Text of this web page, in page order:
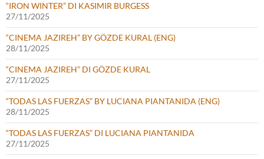
“IRON WINTER” DI KASIMIR BURGESS
27/11/2025
“CINEMA JAZIREH” BY GÖZDE KURAL (ENG)
28/11/2025
“CINEMA JAZIREH” DI GÖZDE KURAL
27/11/2025
“TODAS LAS FUERZAS” BY LUCIANA PIANTANIDA (ENG)
28/11/2025
“TODAS LAS FUERZAS” DI LUCIANA PIANTANIDA
27/11/2025